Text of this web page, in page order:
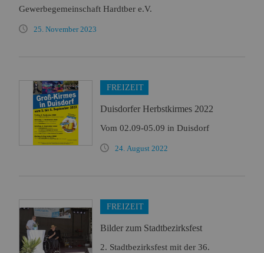
Gewerbegemeinschaft Hardtber e.V.
25. November 2023
FREIZEIT
Duisdorfer Herbstkirmes 2022
Vom 02.09-05.09 in Duisdorf
24. August 2022
FREIZEIT
Bilder zum Stadtbezirksfest
2. Stadtbezirksfest mit der 36.